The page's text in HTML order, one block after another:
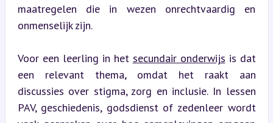
maatregelen die in wezen onrechtvaardig en
onmenselijk zijn.
Voor een leerling in het secundair onderwijs is dat
een relevant thema, omdat het raakt aan
discussies over stigma, zorg en inclusie. In lessen
PAV, geschiedenis, godsdienst of zedenleer wordt